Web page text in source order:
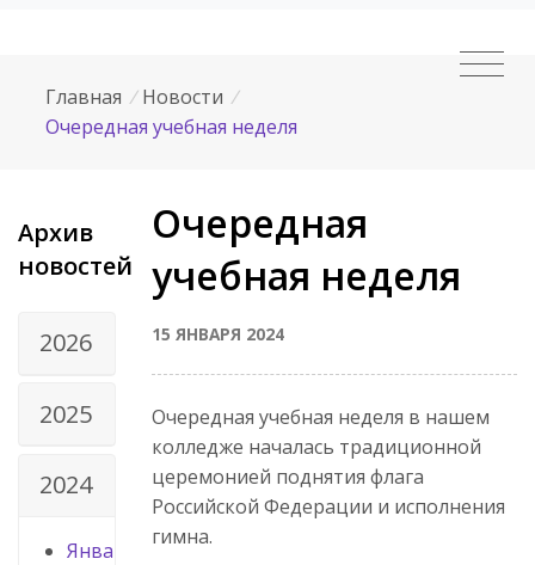
Главная / Новости /
Очередная учебная неделя
Архив
новостей
2026
2025
2024
Янва
Очередная
учебная неделя
15 ЯНВАРЯ 2024
Очередная учебная неделя в нашем
колледже началась традиционной
церемонией поднятия флага
Российской Федерации и исполнения
гимна.